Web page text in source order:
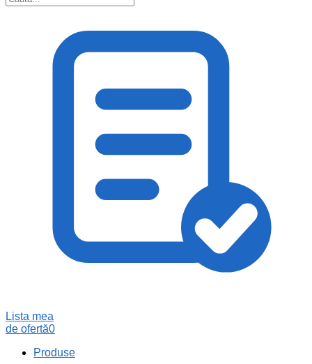
Lista mea
de ofertă0
Produse